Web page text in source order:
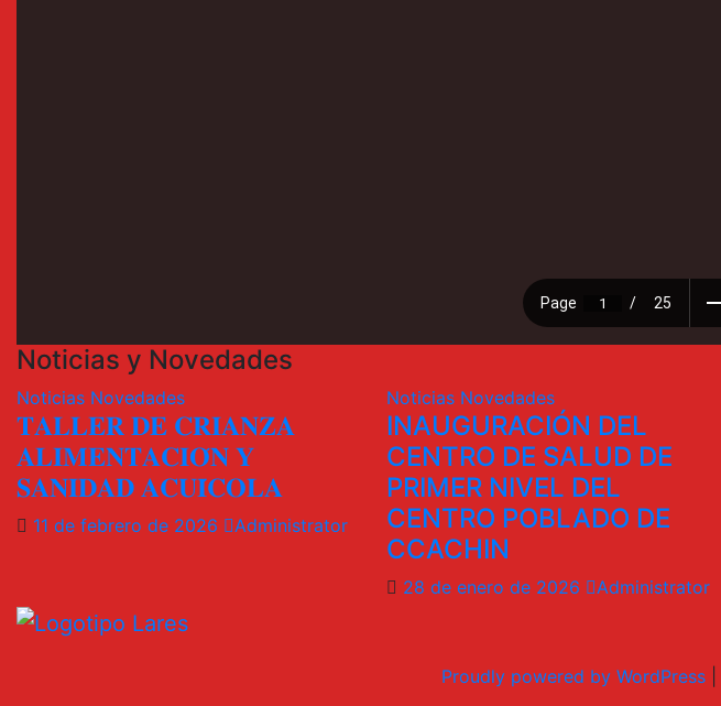
Noticias y Novedades
Noticias Novedades
𝐓𝐀𝐋𝐋𝐄𝐑 𝐃𝐄 𝐂𝐑𝐈𝐀𝐍𝐙𝐀
𝐀𝐋𝐈𝐌𝐄𝐍𝐓𝐀𝐂𝐈𝐎́𝐍 𝐘
𝐒𝐀𝐍𝐈𝐃𝐀𝐃 𝐀𝐂𝐔𝐈́𝐂𝐎𝐋𝐀
11 de febrero de 2026 Administrator
Noticias Novedades
INAUGURACIÓN DEL
CENTRO DE SALUD DE
PRIMER NIVEL DEL
CENTRO POBLADO DE
CCACHIN
28 de enero de 2026 Administrator
Proudly powered by WordPress